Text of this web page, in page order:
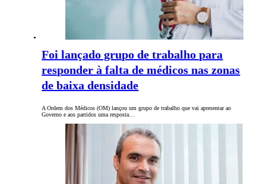
Foi lançado grupo de trabalho para
responder à falta de médicos nas zonas
de baixa densidade
A Ordem dos Médicos (OM) lançou um grupo de trabalho que vai apresentar ao
Governo e aos partidos uma resposta…